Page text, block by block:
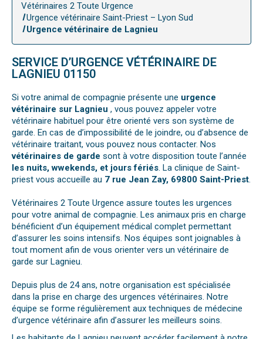
Vétérinaires 2 Toute Urgence
Urgence vétérinaire Saint-Priest – Lyon Sud
Urgence vétérinaire de Lagnieu
SERVICE D’URGENCE VÉTÉRINAIRE DE
LAGNIEU 01150
Si votre animal de compagnie présente une urgence
vétérinaire sur Lagnieu , vous pouvez appeler votre
vétérinaire habituel pour être orienté vers son système de
garde. En cas de d’impossibilité de le joindre, ou d’absence de
vétérinaire traitant, vous pouvez nous contacter. Nos
vétérinaires de garde sont à votre disposition toute l’année
les nuits, wwekends, et jours fériés. La clinique de Saint-
priest vous accueille au 7 rue Jean Zay, 69800 Saint-Priest.
Vétérinaires 2 Toute Urgence assure toutes les urgences
pour votre animal de compagnie. Les animaux pris en charge
bénéficient d’un équipement médical complet permettant
d’assurer les soins intensifs. Nos équipes sont joignables à
tout moment afin de vous orienter vers un vétérinaire de
garde sur Lagnieu.
Depuis plus de 24 ans, notre organisation est spécialisée
dans la prise en charge des urgences vétérinaires. Notre
équipe se forme régulièrement aux techniques de médecine
d’urgence vétérinaire afin d’assurer les meilleurs soins.